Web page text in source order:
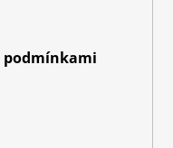
podmínkami